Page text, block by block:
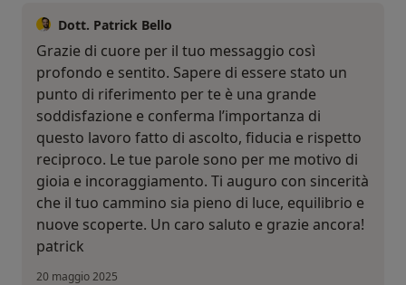
Dott. Patrick Bello
Grazie di cuore per il tuo messaggio così
profondo e sentito. Sapere di essere stato un
punto di riferimento per te è una grande
soddisfazione e conferma l’importanza di
questo lavoro fatto di ascolto, fiducia e rispetto
reciproco. Le tue parole sono per me motivo di
gioia e incoraggiamento. Ti auguro con sincerità
che il tuo cammino sia pieno di luce, equilibrio e
nuove scoperte. Un caro saluto e grazie ancora!
patrick
20 maggio 2025